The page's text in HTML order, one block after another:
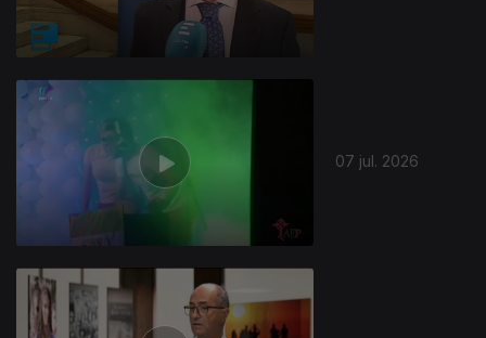
07 jul. 2026